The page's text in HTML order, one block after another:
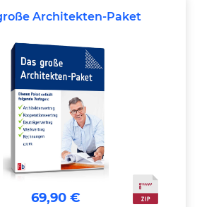
Architekten-Paket
69,90 €